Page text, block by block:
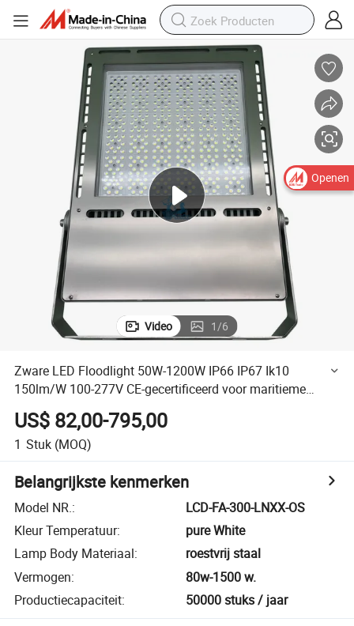
Video 1/6
Zware LED Floodlight 50W-1200W IP66 IP67 Ik10
150lm/W 100-277V CE-gecertificeerd voor maritieme
havens, industriële locaties, beveiliging en verlichting van
gebouwen
US$ 82,00-795,00
1 Stuk (MOQ)
Belangrijkste kenmerken
Model NR.:
LCD-FA-300-LNXX-OS
Kleur Temperatuur:
pure White
Lamp Body Materiaal:
roestvrij staal
Vermogen:
80w-1500 w.
Productiecapaciteit: 50000 stuks / jaar
Openen